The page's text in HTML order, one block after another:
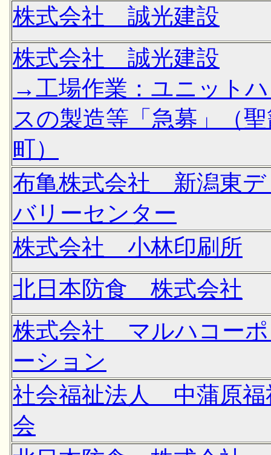
株式会社 誠光建設
株式会社 誠光建設
→工場作業：ユニット
スの製造等「急募」（
町）
布亀株式会社 新潟東デ
バリーセンター
株式会社 小林印刷所
北日本防食 株式会社
株式会社 マルハコー
ーション
社会福祉法人 中蒲原福
会